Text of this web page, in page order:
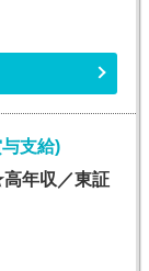
支給)
年収／東証